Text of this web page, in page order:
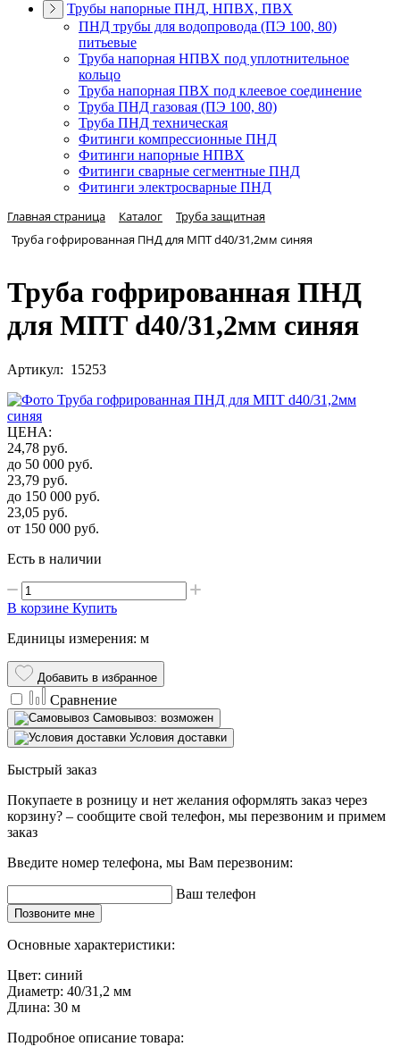
Трубы напорные ПНД, НПВХ, ПВХ
ПНД трубы для водопровода (ПЭ 100, 80)
питьевые
Труба напорная НПВХ под уплотнительное
кольцо
Труба напорная ПВХ под клеевое соединение
Труба ПНД газовая (ПЭ 100, 80)
Труба ПНД техническая
Фитинги компрессионные ПНД
Фитинги напорные НПВХ
Фитинги сварные сегментные ПНД
Фитинги электросварные ПНД
Главная страница Каталог
Труба защитная
Труба гофрированная ПНД для МПТ d40/31,2мм синяя
Труба гофрированная ПНД
для МПТ d40/31,2мм синяя
Артикул: 15253
ЦЕНА:
24,78 руб.
до 50 000 руб.
23,79 руб.
до 150 000 руб.
23,05 руб.
от 150 000 руб.
Есть в наличии
В корзине Купить
Единицы измерения: м
Добавить в избранное
Сравнение
Самовывоз: возможен
Условия доставки
Быстрый заказ
Покупаете в розницу и нет желания оформлять заказ через
корзину? – сообщите свой телефон, мы перезвоним и примем
заказ
Введите номер телефона, мы Вам перезвоним:
Ваш телефон
Позвоните мне
Основные характеристики:
Цвет: синий
Диаметр: 40/31,2 мм
Длина: 30 м
Подробное описание товара: